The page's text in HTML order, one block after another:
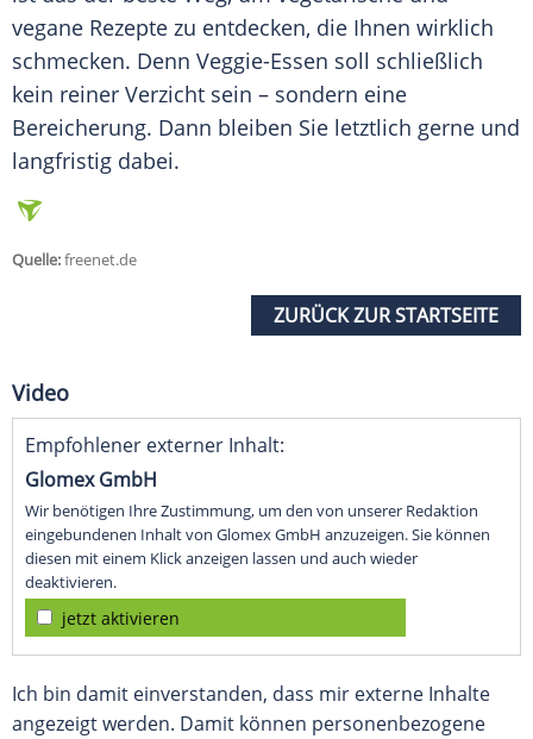
vegane Rezepte zu entdecken, die Ihnen wirklich
schmecken. Denn Veggie-Essen soll schließlich
kein reiner Verzicht sein – sondern eine
Bereicherung. Dann bleiben Sie letztlich gerne und
langfristig dabei.
Quelle:freenet.de
ZURÜCK ZUR STARTSEITE
Video
Empfohlener externer Inhalt:
Glomex GmbH
Wir benötigen Ihre Zustimmung, um den von unserer Redaktion
eingebundenen Inhalt von Glomex GmbH anzuzeigen. Sie können
diesen mit einem Klick anzeigen lassen und auch wieder
deaktivieren.
jetzt aktivieren
Ich bin damit einverstanden, dass mir externe Inhalte
angezeigt werden. Damit können personenbezogene